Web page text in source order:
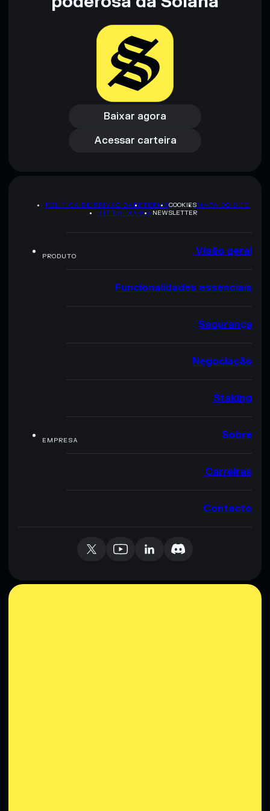
pesquisa. Dados fornecidos pelo rugcheck.xyz.
Baixar agora
Baixar agora
Acessar carteira
Acessar carteira
POLÍTICA DE PRIVACIDADETERMSCOOKIESMAPA DO SITE
KIT DA MARCA NEWSLETTER
PRODUTO Visão geral
Funcionalidades essenciais
Segurança
Negociação
Staking
EMPRESA Sobre
Carreiras
Contacto